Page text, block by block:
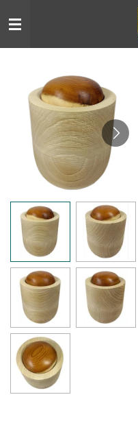
Hauptinhalt
springen